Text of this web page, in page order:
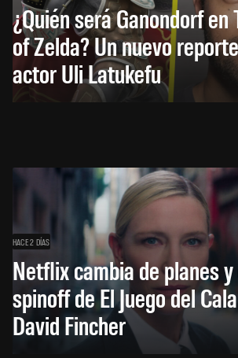
¿Quién será Ganondorf en
of Zelda? Un nuevo
actor Uli Latukefu
HACE 2 DÍAS
Netflix cambia de planes
spinoff de El Juego del
David Fincher